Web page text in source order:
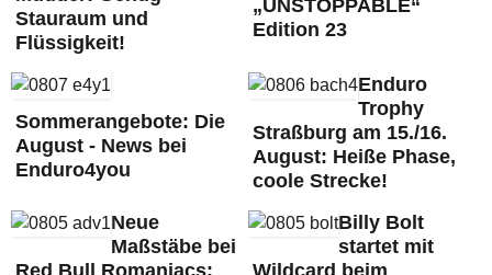
Stauraum und
Flüssigkeit!
„UNSTOPPABLE“
Edition 23
Sommerangebote: Die
August - News bei
Enduro4you
Enduro
Trophy
Straßburg am 15./16.
August: Heiße Phase,
coole Strecke!
Neue
Maßstäbe bei
Billy Bolt
startet mit